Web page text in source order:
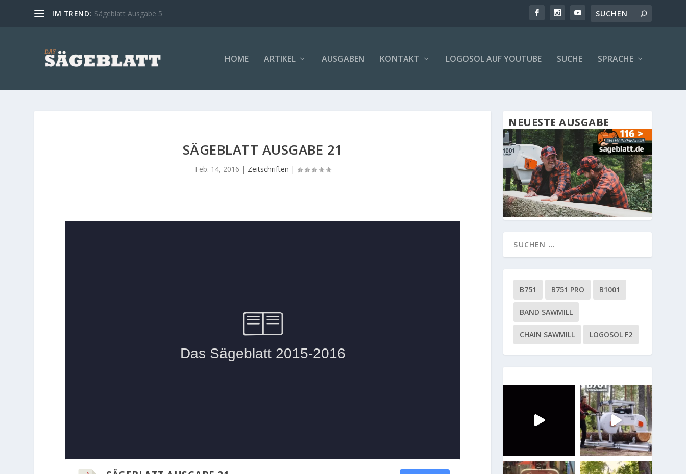
IM TREND: Sägeblatt Ausgabe 5
HOME ARTIKEL AUSGABEN KONTAKT LOGOSOL AUF YOUTUBE SUCHE SPRACHE
SÄGEBLATT AUSGABE 21
Feb. 14, 2016 | Zeitschriften |
NEUESTE AUSGABE
B751 B751 PRO B1001
BAND SAWMILL
CHAIN SAWMILL LOGOSOL F2